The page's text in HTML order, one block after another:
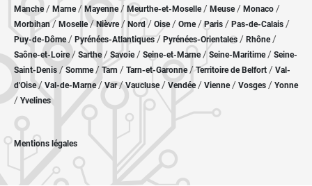
Manche/ Marne/ Mayenne/ Meurthe-et-Moselle/ Meuse/ Monaco /
Morbihan/ Moselle/ Nièvre / Nord/ Oise / Orne/Paris / Pas-de-Calais /
Puy-de-Dôme/ Pyrénées-Atlantiques / Pyrénées-Orientales / Rhône/
Saône-et-Loire/ Sarthe/ Savoie/ Seine-et-Marne/ Seine-Maritime/ Seine-
Saint-Denis /Somme/ Tarn / Tarn-et-Garonne/Territoire de Belfort / Val-
d'Oise/ Val-de-Marne/Var/Vaucluse/ Vendée/ Vienne/ Vosges / Yonne
/ Yvelines
Mentions légales